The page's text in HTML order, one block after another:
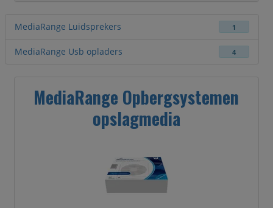
MediaRange Luidsprekers 1
MediaRange Usb opladers 4
MediaRange Opbergsystemen
opslagmedia